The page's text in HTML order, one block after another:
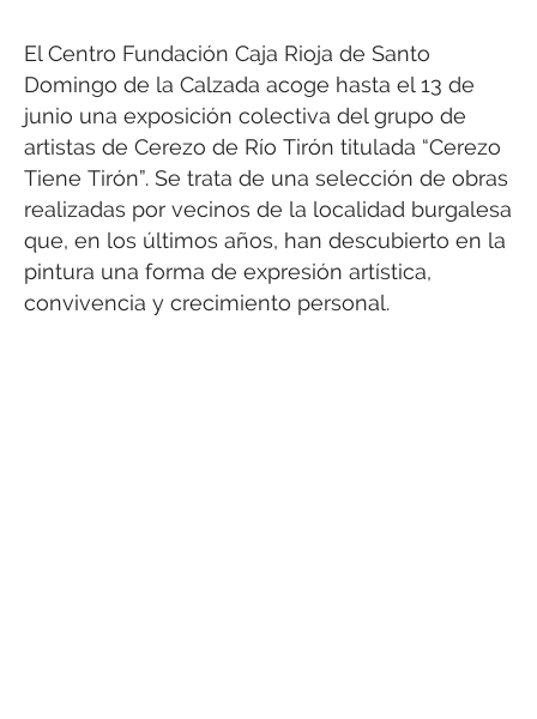
El Centro Fundación Caja Rioja de Santo
Domingo de la Calzada acoge hasta el 13 de
junio una exposición colectiva del grupo de
artistas de Cerezo de Río Tirón titulada “Cerezo
Tiene Tirón”. Se trata de una selección de obras
realizadas por vecinos de la localidad burgalesa
que, en los últimos años, han descubierto en la
pintura una forma de expresión artística,
convivencia y crecimiento personal.